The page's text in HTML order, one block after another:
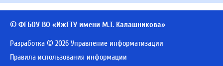
© ФГБОУ ВО «ИжГТУ имени М.Т. Калашникова»
Разработка © 2026 Управление информатизации
Правила использования информации